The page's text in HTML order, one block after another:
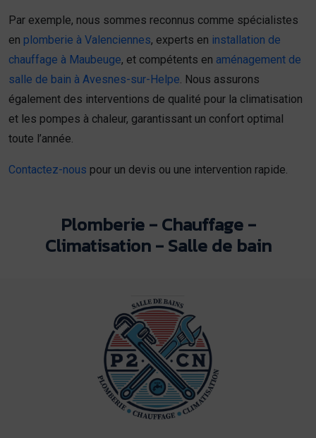
Par exemple, nous sommes reconnus comme spécialistes
en plomberie à Valenciennes, experts en installation de
chauffage à Maubeuge, et compétents en aménagement de
salle de bain à Avesnes-sur-Helpe . Nous assurons
également des interventions de qualité pour la climatisation
et les pompes à chaleur, garantissant un confort optimal
toute l’année.
Contactez-nous pour un devis ou une intervention rapide.
Plomberie - Chauffage -
Climatisation - Salle de bain